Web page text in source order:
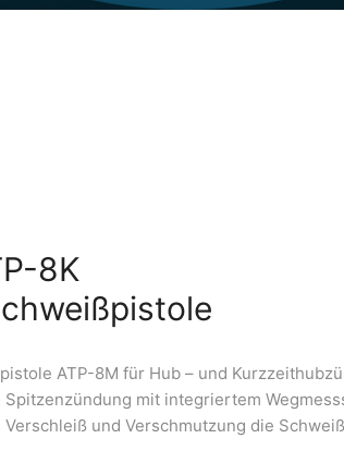
8K
ATP-8M für Hub – und
mit integriertem
und Verschmutzung die